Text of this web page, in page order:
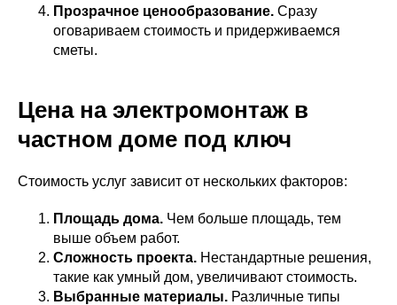
Прозрачное ценообразование. Сразу
оговариваем стоимость и придерживаемся
сметы.
Цена на электромонтаж в
частном доме под ключ
Стоимость услуг зависит от нескольких факторов:
Площадь дома. Чем больше площадь, тем
выше объем работ.
Сложность проекта. Нестандартные решения,
такие как умный дом, увеличивают стоимость.
Выбранные материалы. Различные типы